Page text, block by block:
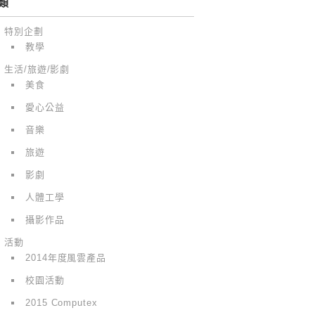
特別企劃
教學
生活/旅遊/影劇
美食
愛心公益
音樂
旅遊
影劇
人體工學
攝影作品
活動
2014年度風雲產品
校園活動
2015 Computex